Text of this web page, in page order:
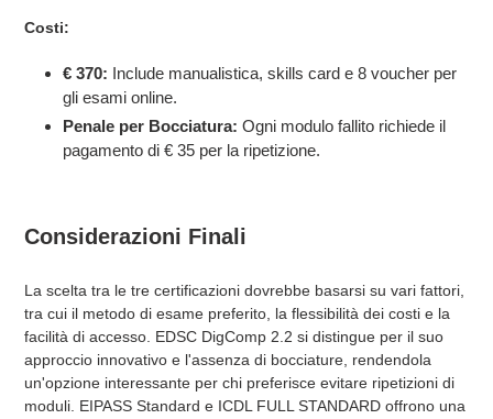
Costi:
€ 370: Include manualistica, skills card e 8 voucher per
gli esami online.
Penale per Bocciatura: Ogni modulo fallito richiede il
pagamento di € 35 per la ripetizione.
Considerazioni Finali
La scelta tra le tre certificazioni dovrebbe basarsi su vari fattori,
tra cui il metodo di esame preferito, la flessibilità dei costi e la
facilità di accesso. EDSC DigComp 2.2 si distingue per il suo
approccio innovativo e l'assenza di bocciature, rendendola
un'opzione interessante per chi preferisce evitare ripetizioni di
moduli. EIPASS Standard e ICDL FULL STANDARD offrono una